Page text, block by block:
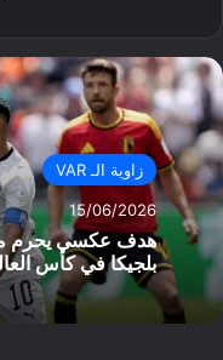
زاوية الـ VAR
15/06/2026
هدف عكسي يحرم
بلجيكا في كأس